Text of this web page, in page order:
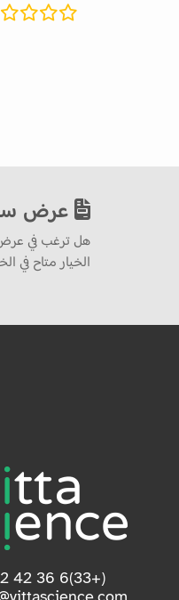
عرض
هل ترغب في
الخيار متاح في
(+33)6 36 42 42 25